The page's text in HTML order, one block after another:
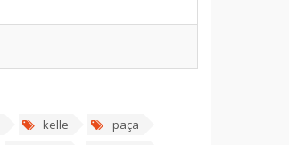
kelle
paça